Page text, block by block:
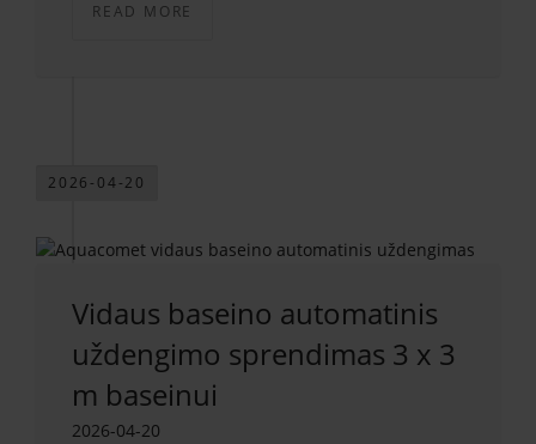
READ MORE
2026-04-20
Vidaus baseino automatinis
uždengimo sprendimas 3 x 3
m baseinui
2026-04-20